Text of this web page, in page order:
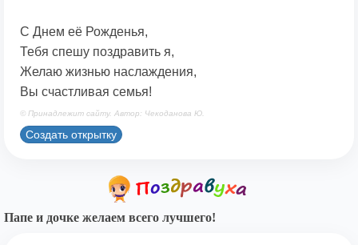
С Днем её Рожденья,
Тебя спешу поздравить я,
Желаю жизнью наслаждения,
Вы счастливая семья!
© Принадлежит сайту. Автор: Чекоданова Ю.
Создать открытку
Папе и дочке желаем всего лучшего!